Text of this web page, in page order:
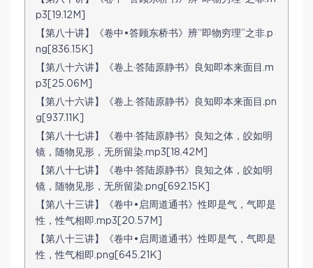
p3[19.12M]
【第八十讲】《卷中•答顾东桥书》辨“即物穷理”之非.p
ng[836.15K]
【第八十六讲】《卷上·答陆原静书》良知即本来面目.m
p3[25.06M]
【第八十六讲】《卷上·答陆原静书》良知即本来面目.pn
g[937.11K]
【第八十七讲】《卷中·答陆原静书》良知之体，皎如明
镜，随物见形，无所留染.mp3[18.42M]
【第八十七讲】《卷中·答陆原静书》良知之体，皎如明
镜，随物见形，无所留染.png[692.15K]
【第八十三讲】《卷中•启周道通书》性即是气，气即是
性，性气相即.mp3[20.57M]
【第八十三讲】《卷中•启周道通书》性即是气，气即是
性，性气相即.png[645.21K]